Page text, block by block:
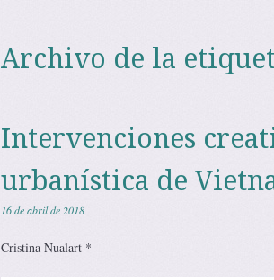
Archivo de la
Intervenciones
urbanística de
16 de abril de 2018
Cristina Nualart *